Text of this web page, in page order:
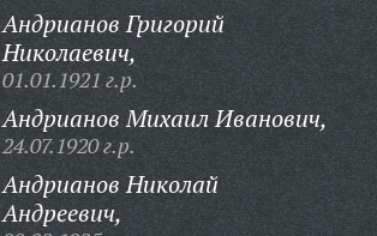
Андрианов Григорий
Николаевич,
01.01.1921 г.р.
Андрианов Михаил Иванович,
24.07.1920 г.р.
Андрианов Николай
Андреевич,